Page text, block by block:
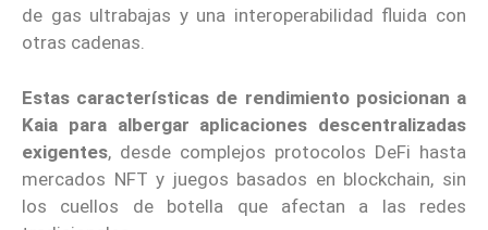
de gas ultrabajas y una interoperabilidad fluida con
otras cadenas.
Estas características de rendimiento posicionan a
Kaia para albergar aplicaciones descentralizadas
exigentes, desde complejos protocolos DeFi hasta
mercados NFT y juegos basados ​​en blockchain, sin
los cuellos de botella que afectan a las redes